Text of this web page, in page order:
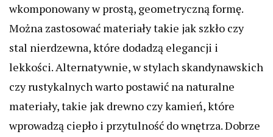
wkomponowany w prostą, geometryczną formę.
Można zastosować materiały takie jak szkło czy
stal nierdzewna, które dodadzą elegancji i
lekkości. Alternatywnie, w stylach skandynawskich
czy rustykalnych warto postawić na naturalne
materiały, takie jak drewno czy kamień, które
wprowadzą ciepło i przytulność do wnętrza. Dobrze